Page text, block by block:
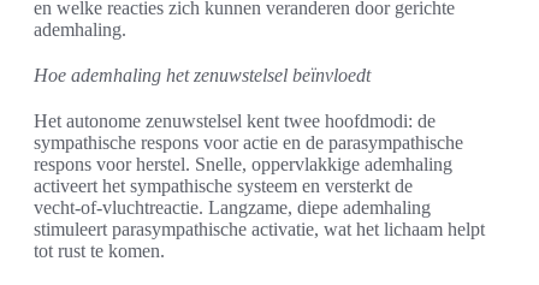
en welke reacties zich kunnen veranderen door gerichte
ademhaling.
Hoe ademhaling het zenuwstelsel beïnvloedt
Het autonome zenuwstelsel kent twee hoofdmodi: de
sympathische respons voor actie en de parasympathische
respons voor herstel. Snelle, oppervlakkige ademhaling
activeert het sympathische systeem en versterkt de
vecht‑of‑vluchtreactie. Langzame, diepe ademhaling
stimuleert parasympathische activatie, wat het lichaam helpt
tot rust te komen.